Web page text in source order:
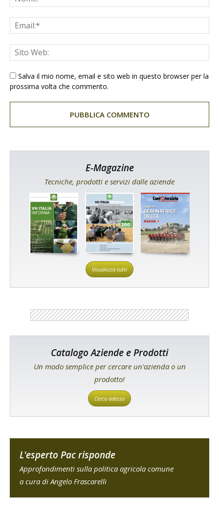
Salva il mio nome, email e sito web in questo browser per la
prossima volta che commento.
E-Magazine
Tecniche, prodotti e servizi dalle aziende
Visualizza tutti
Catalogo Aziende e Prodotti
Un modo semplice per cercare un'azienda o un
prodotto!
Cerca adesso
L'esperto Pac risponde
Approfondimenti sulla politica agricola comune
a cura di Angelo Frascarelli